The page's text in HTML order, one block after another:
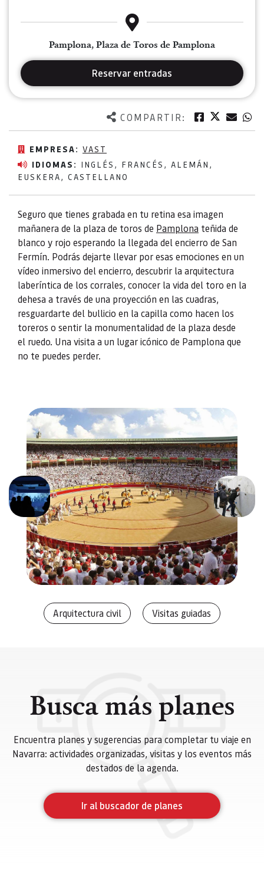
COMPARTIR: Facebook
Twitter
EMPRESA: VAST
IDIOMAS: INGLÉS, FRANCÉS, ALEMÁN,
EUSKERA, CASTELLANO
Seguro que tienes grabada en tu retina esa imagen
mañanera de la plaza de toros de Pamplona teñida de
blanco y rojo esperando la llegada del encierro de San
Fermín. Podrás dejarte llevar por esas emociones en un
vídeo inmersivo del encierro, descubrir la arquitectura
laberíntica de los corrales, conocer la vida del toro en la
dehesa a través de una proyección en las cuadras,
resguardarte del bullicio en la capilla como hacen los
toreros o sentir la monumentalidad de la plaza desde
el ruedo. Una visita a un lugar icónico de Pamplona que
no te puedes perder.
Pamplona, Plaza de Toros de Pamplona
Reservar entradas
Anterior
Arquitectura civil Visitas guiadas
Busca más planes
Encuentra planes y sugerencias para completar tu viaje en
Navarra: actividades organizadas, visitas y los eventos más
destados de la agenda.
Ir al buscador de planes